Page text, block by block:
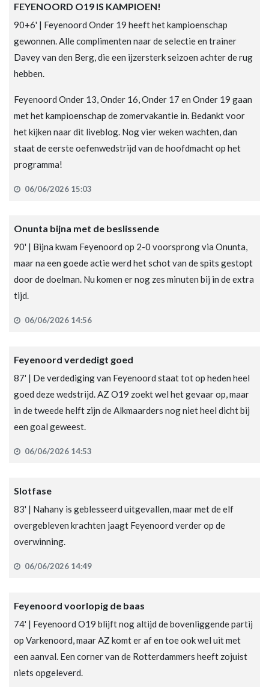
FEYENOORD O19 IS KAMPIOEN!
90+6' | Feyenoord Onder 19 heeft het kampioenschap
gewonnen. Alle complimenten naar de selectie en trainer
Davey van den Berg, die een ijzersterk seizoen achter de rug
hebben.
Feyenoord Onder 13, Onder 16, Onder 17 en Onder 19 gaan
met het kampioenschap de zomervakantie in. Bedankt voor
het kijken naar dit liveblog. Nog vier weken wachten, dan
staat de eerste oefenwedstrijd van de hoofdmacht op het
programma!
06/06/2026 15:03
Onunta bijna met de beslissende
90' | Bijna kwam Feyenoord op 2-0 voorsprong via Onunta,
maar na een goede actie werd het schot van de spits gestopt
door de doelman. Nu komen er nog zes minuten bij in de extra
tijd.
06/06/2026 14:56
Feyenoord verdedigt goed
87' | De verdediging van Feyenoord staat tot op heden heel
goed deze wedstrijd. AZ O19 zoekt wel het gevaar op, maar
in de tweede helft zijn de Alkmaarders nog niet heel dicht bij
een goal geweest.
06/06/2026 14:53
Slotfase
83' | Nahany is geblesseerd uitgevallen, maar met de elf
overgebleven krachten jaagt Feyenoord verder op de
overwinning.
06/06/2026 14:49
Feyenoord voorlopig de baas
74' | Feyenoord O19 blijft nog altijd de bovenliggende partij
op Varkenoord, maar AZ komt er af en toe ook wel uit met
een aanval. Een corner van de Rotterdammers heeft zojuist
niets opgeleverd.